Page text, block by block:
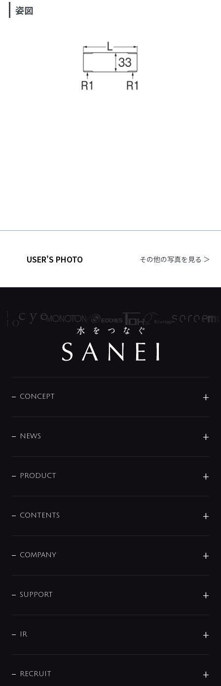
姿図
USER'S PHOTO その他の写真を見る ＞
CONCEPT
DESIGN
NEWS
商品に関して
その他
PRODUCT
センサー・タッチ水栓
単水栓
分岐
配管システム
バス・空調周辺用品
CONTENTS
じぶんシャワーが見つかる
COMPANY
企業理念
会社概要
事業所案内
SUPPORT
よくあるご質問
データダウンロード
IR
IRニュース
RECRUIT